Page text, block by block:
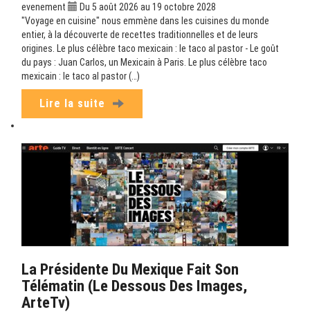
evenement
Du 5 août 2026 au 19 octobre 2028
"Voyage en cuisine" nous emmène dans les cuisines du monde
entier, à la découverte de recettes traditionnelles et de leurs
origines. Le plus célèbre taco mexicain : le taco al pastor - Le goût
du pays : Juan Carlos, un Mexicain à Paris. Le plus célèbre taco
mexicain : le taco al pastor (…)
Lire la suite
La Présidente Du Mexique Fait Son
Télématin (Le Dessous Des Images,
ArteTv)